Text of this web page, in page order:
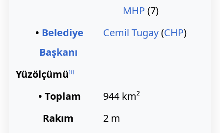
MHP (7)
• Belediye
Başkanı
Cemil Tugay(CHP)
Yüzölçümü[1]
• Toplam
944 km²
Rakım
2 m